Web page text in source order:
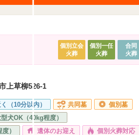
個別立会
火葬
個別一任
火葬
合同
火葬
上草柳526-1
（10分以内） 共同墓
個別墓
犬OK（40kg程度）
）
遺体のお迎え
個別火葬対応